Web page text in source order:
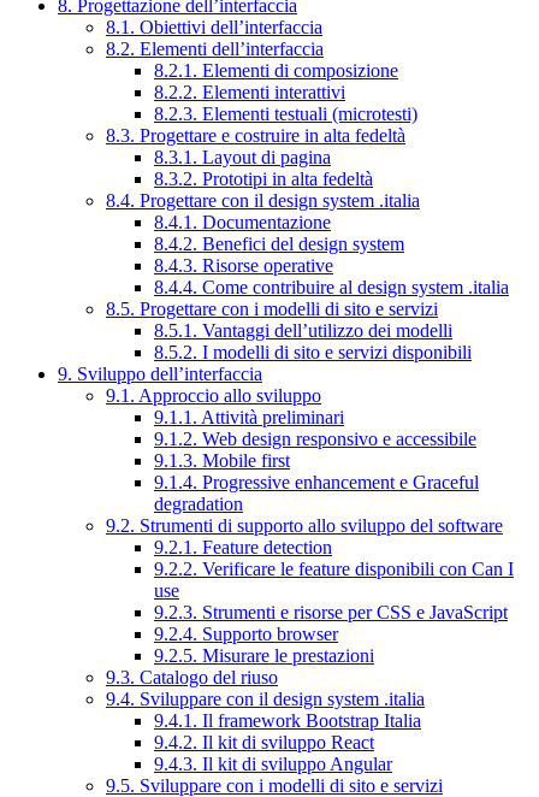
8. Progettazione dell’interfaccia
8.1. Obiettivi dell’interfaccia
8.2. Elementi dell’interfaccia
8.2.1. Elementi di composizione
8.2.2. Elementi interattivi
8.2.3. Elementi testuali (microtesti)
8.3. Progettare e costruire in alta fedeltà
8.3.1. Layout di pagina
8.3.2. Prototipi in alta fedeltà
8.4. Progettare con il design system .italia
8.4.1. Documentazione
8.4.2. Benefici del design system
8.4.3. Risorse operative
8.4.4. Come contribuire al design system .italia
8.5. Progettare con i modelli di sito e servizi
8.5.1. Vantaggi dell’utilizzo dei modelli
8.5.2. I modelli di sito e servizi disponibili
9. Sviluppo dell’interfaccia
9.1. Approccio allo sviluppo
9.1.1. Attività preliminari
9.1.2. Web design responsivo e accessibile
9.1.3. Mobile first
9.1.4. Progressive enhancement e Graceful
degradation
9.2. Strumenti di supporto allo sviluppo del software
9.2.1. Feature detection
9.2.2. Verificare le feature disponibili con Can I
use
9.2.3. Strumenti e risorse per CSS e JavaScript
9.2.4. Supporto browser
9.2.5. Misurare le prestazioni
9.3. Catalogo del riuso
9.4. Sviluppare con il design system .italia
9.4.1. Il framework Bootstrap Italia
9.4.2. Il kit di sviluppo React
9.4.3. Il kit di sviluppo Angular
9.5. Sviluppare con i modelli di sito e servizi